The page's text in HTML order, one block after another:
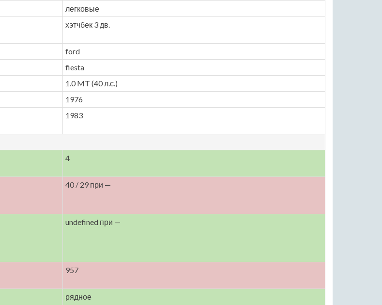
легковые
хэтчбек 3 дв.
ford
fiesta
1.0 MT (40 л.с.)
1976
1983
4
40 / 29 при —
undefined при —
957
рядное